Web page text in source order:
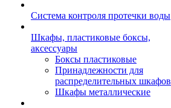
Система контроля протечки воды
Шкафы, пластиковые боксы,
аксессуары
Боксы пластиковые
Принадлежности для
распределительных шкафов
Шкафы металлические